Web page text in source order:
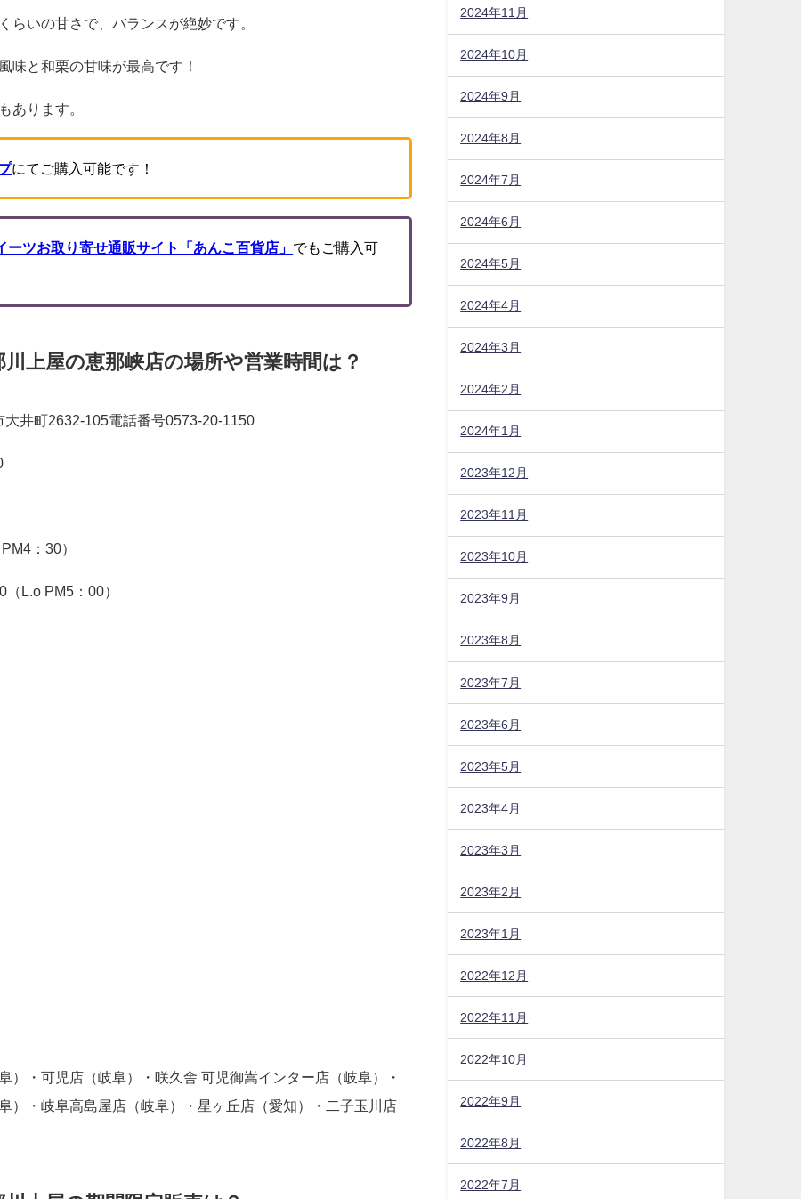
らいの甘さで、バランスが絶妙です。
味と和栗の甘味が最高です！
あります。
にてご購入可能です！
ーツお取り寄せ通販サイト「あんこ百貨店」 でもご購入可
川上屋の恵那峡店の場所や営業時間は？
井町2632-105電話番号0573-20-1150
：30）
L.o PM5：00）
）・可児店（岐阜）・咲久舎 可児御嵩インター店（岐阜）・
）・岐阜高島屋店（岐阜）・星ヶ丘店（愛知）・二子玉川店
2024年11月
2024年10月
2024年9月
2024年8月
2024年7月
2024年6月
2024年5月
2024年4月
2024年3月
2024年2月
2024年1月
2023年12月
2023年11月
2023年10月
2023年9月
2023年8月
2023年7月
2023年6月
2023年5月
2023年4月
2023年3月
2023年2月
2023年1月
2022年12月
2022年11月
2022年10月
2022年9月
2022年8月
2022年7月